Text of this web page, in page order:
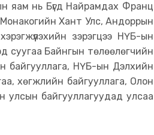
яам нь Бүгд Найрамдах Франц
Хант Улс, Андоррын
зэрэгцээ НҮБ-ын
суугаа Байнгын төлөөлөгчийн
байгууллага, НҮБ-ын Дэлхийн
хөгжлийн байгууллага, Олон
байгууллагуудад улсаа